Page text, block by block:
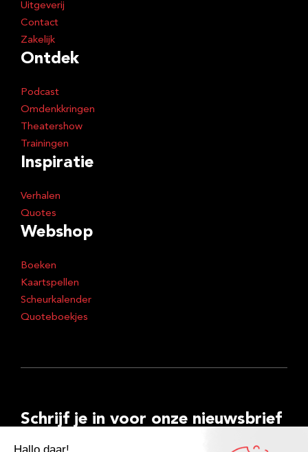
Uitgeverij
Contact
Zakelijk
Ontdek
Podcast
Omdenkkringen
Theatershow
Trainingen
Inspiratie
Verhalen
Quotes
Webshop
Boeken
Kaartspellen
Scheurkalender
Quoteboekjes
Schrijf je in voor onze nieuwsbrief